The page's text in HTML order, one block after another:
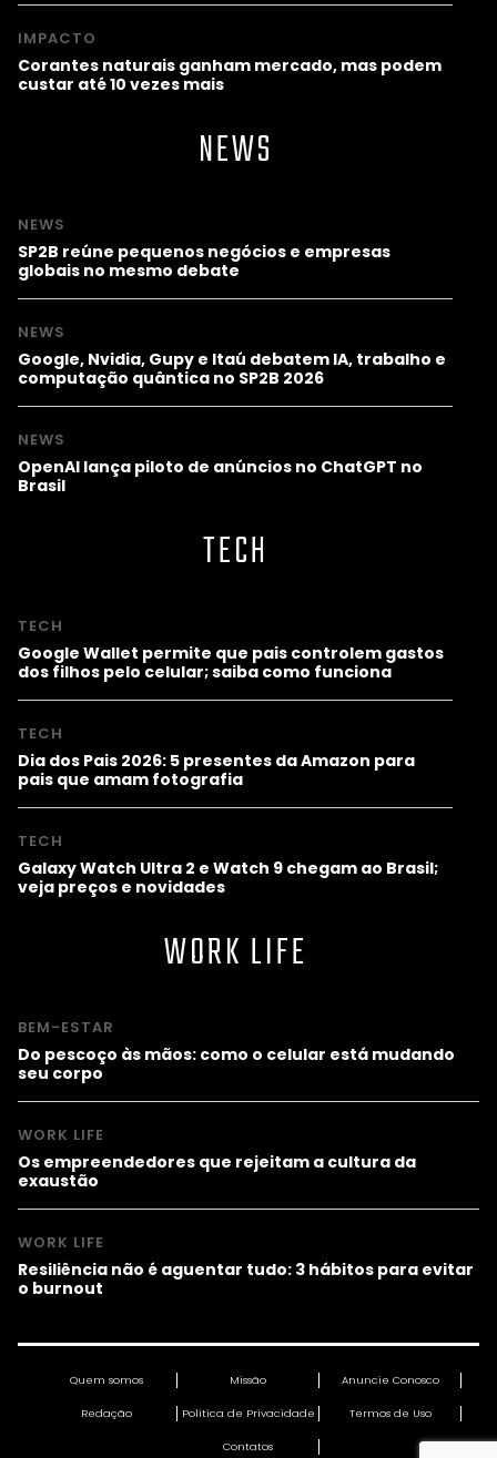
IMPACTO
Corantes naturais ganham mercado, mas podem
custar até 10 vezes mais
NEWS
NEWS
SP2B reúne pequenos negócios e empresas
globais no mesmo debate
NEWS
Google, Nvidia, Gupy e Itaú debatem IA, trabalho e
computação quântica no SP2B 2026
NEWS
OpenAI lança piloto de anúncios no ChatGPT no
Brasil
TECH
TECH
Google Wallet permite que pais controlem gastos
dos filhos pelo celular; saiba como funciona
TECH
Dia dos Pais 2026: 5 presentes da Amazon para
pais que amam fotografia
TECH
Galaxy Watch Ultra 2 e Watch 9 chegam ao Brasil;
veja preços e novidades
WORK LIFE
BEM-ESTAR
Do pescoço às mãos: como o celular está mudando
seu corpo
WORK LIFE
Os empreendedores que rejeitam a cultura da
exaustão
WORK LIFE
Resiliência não é aguentar tudo: 3 hábitos para evitar
o burnout
Quem somos Missão Anuncie Conosco
Redação Política de Privacidade Termos de Uso
Contatos